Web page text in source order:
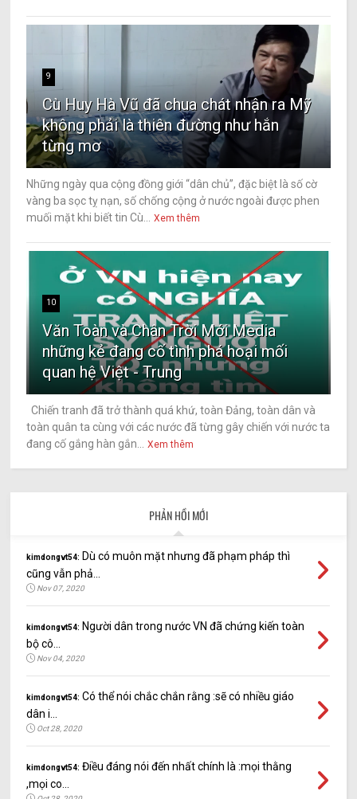
9
Cù Huy Hà Vũ đã chua chát nhận ra Mỹ
không phải là thiên đường như hắn
từng mơ
Những ngày qua cộng đồng giới “dân chủ”, đặc biệt là số cờ
vàng ba sọc tỵ nạn, số chống cộng ở nước ngoài được phen
muối mặt khi biết tin Cù...
Xem thêm
10
Văn Toàn và Chân Trời Mới Media
những kẻ đang cố tình phá hoại mối
quan hệ Việt - Trung
Chiến tranh đã trở thành quá khứ, toàn Đảng, toàn dân và
toàn quân ta cùng với các nước đã từng gây chiến với nước ta
đang cố gắng hàn gắn...
Xem thêm
PHẢN HỒI MỚI
kimdongvt54: Dù có muôn mặt nhưng đã phạm pháp thì
cũng vẫn phả...
Nov 07, 2020
kimdongvt54: Người dân trong nước VN đã chứng kiến toàn
bộ cô...
Nov 04, 2020
kimdongvt54: Có thể nói chắc chắn rằng :sẽ có nhiều giáo
dân i...
Oct 28, 2020
kimdongvt54: Điều đáng nói đến nhất chính là :mọi thằng
,mọi co...